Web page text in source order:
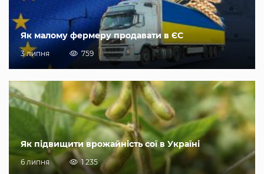
Як малому фермеру продавати в ЄС
3 липня 759
Як підвищити врожайність сої в Україні
6 липня 1 235